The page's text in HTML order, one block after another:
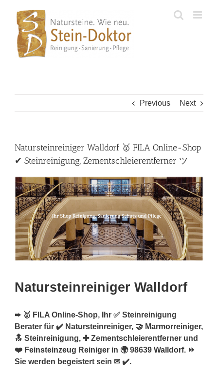
content
Previous Next
Natursteinreiniger Walldorf 🥇 FILA Online-Shop
✔ Steinreinigung, Zementschleierentferner ツ
Natursteinreiniger Walldorf
➨ 🥇 FILA Online-Shop, Ihr ✅ Steinreinigung
Berater für ✔️ Natursteinreiniger, 🤝 Marmorreiniger,
🔝 Steinreinigung, ✚ Zementschleierentferner und
❤️ Feinsteinzeug Reiniger in 🌍 98639 Walldorf. ⏩
Sie werden begeistert sein ✉ ✔️.